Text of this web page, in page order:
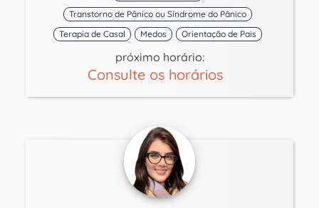
Transtorno de Pânico ou Síndrome do Pânico
Terapia de Casal
Medos Orientação de Pais
próximo horário:
Consulte os horários